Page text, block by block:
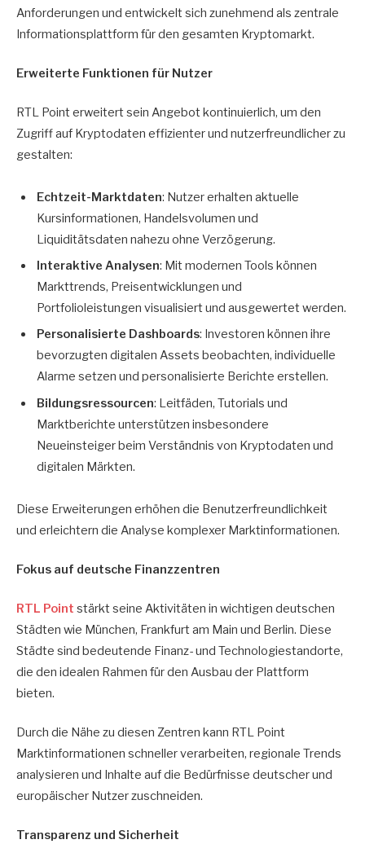
Anforderungen und entwickelt sich zunehmend als zentrale
Informationsplattform für den gesamten Kryptomarkt.
Erweiterte Funktionen für Nutzer
RTL Point erweitert sein Angebot kontinuierlich, um den
Zugriff auf Kryptodaten effizienter und nutzerfreundlicher zu
gestalten:
Echtzeit-Marktdaten: Nutzer erhalten aktuelle
Kursinformationen, Handelsvolumen und
Liquiditätsdaten nahezu ohne Verzögerung.
Interaktive Analysen: Mit modernen Tools können
Markttrends, Preisentwicklungen und
Portfolioleistungen visualisiert und ausgewertet werden.
Personalisierte Dashboards: Investoren können ihre
bevorzugten digitalen Assets beobachten, individuelle
Alarme setzen und personalisierte Berichte erstellen.
Bildungsressourcen: Leitfäden, Tutorials und
Marktberichte unterstützen insbesondere
Neueinsteiger beim Verständnis von Kryptodaten und
digitalen Märkten.
Diese Erweiterungen erhöhen die Benutzerfreundlichkeit
und erleichtern die Analyse komplexer Marktinformationen.
Fokus auf deutsche Finanzzentren
RTL Point stärkt seine Aktivitäten in wichtigen deutschen
Städten wie München, Frankfurt am Main und Berlin. Diese
Städte sind bedeutende Finanz- und Technologiestandorte,
die den idealen Rahmen für den Ausbau der Plattform
bieten.
Durch die Nähe zu diesen Zentren kann RTL Point
Marktinformationen schneller verarbeiten, regionale Trends
analysieren und Inhalte auf die Bedürfnisse deutscher und
europäischer Nutzer zuschneiden.
Transparenz und Sicherheit